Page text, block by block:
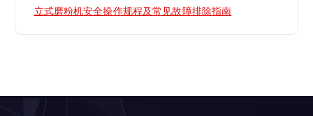
立式磨粉机安全操作规程及常见故障排除指南